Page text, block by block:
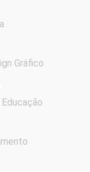
Gráfico
Educação